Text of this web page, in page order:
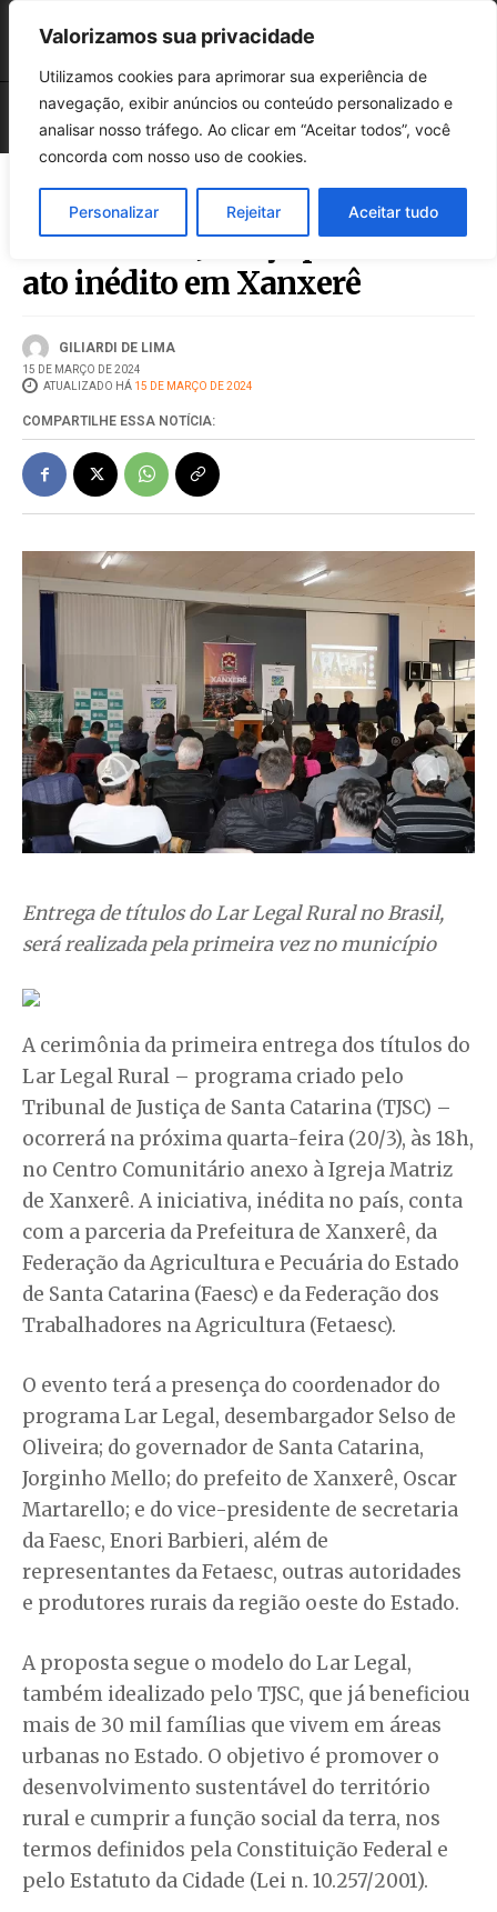
Valorizamos sua privacidade
Utilizamos cookies para aprimorar sua experiência de
navegação, exibir anúncios ou conteúdo personalizado e
analisar nosso tráfego. Ao clicar em “Aceitar todos”, você
concorda com nosso uso de cookies.
Personalizar Rejeitar Aceitar tudo
Tribunal de Justiça promove
ato inédito em Xanxerê
GILIARDI DE LIMA
15 DE MARÇO DE 2024
ATUALIZADO HÁ 15 DE MARÇO DE 2024
COMPARTILHE ESSA NOTÍCIA:
Entrega de títulos do Lar Legal Rural no Brasil,
será realizada pela primeira vez no município
A cerimônia da primeira entrega dos títulos do
Lar Legal Rural – programa criado pelo
Tribunal de Justiça de Santa Catarina (TJSC) –
ocorrerá na próxima quarta-feira (20/3), às 18h,
no Centro Comunitário anexo à Igreja Matriz
de Xanxerê. A iniciativa, inédita no país, conta
com a parceria da Prefeitura de Xanxerê, da
Federação da Agricultura e Pecuária do Estado
de Santa Catarina (Faesc) e da Federação dos
Trabalhadores na Agricultura (Fetaesc).
O evento terá a presença do coordenador do
programa Lar Legal, desembargador Selso de
Oliveira; do governador de Santa Catarina,
Jorginho Mello; do prefeito de Xanxerê, Oscar
Martarello; e do vice-presidente de secretaria
da Faesc, Enori Barbieri, além de
representantes da Fetaesc, outras autoridades
e produtores rurais da região oeste do Estado.
A proposta segue o modelo do Lar Legal,
também idealizado pelo TJSC, que já beneficiou
mais de 30 mil famílias que vivem em áreas
urbanas no Estado. O objetivo é promover o
desenvolvimento sustentável do território
rural e cumprir a função social da terra, nos
termos definidos pela Constituição Federal e
pelo Estatuto da Cidade (Lei n. 10.257/2001).